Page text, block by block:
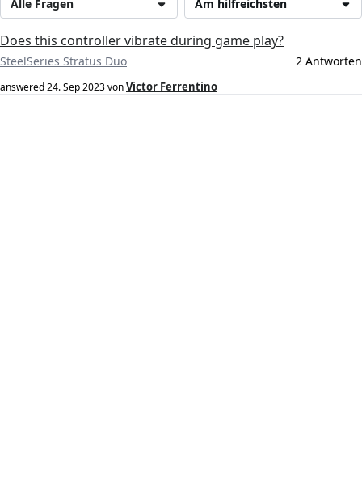
Am hilfreichsten
Alle Fragen
Does this controller vibrate during game play?
SteelSeries Stratus Duo 2 Antworten
answered24. Sep 2023vonVictor Ferrentino